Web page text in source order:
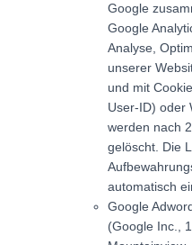
Google
Google
Analyse,
unserer
und mit
User-ID) oder
werden nach
gelöscht. Die
automatisch
Google
(Google Inc.,